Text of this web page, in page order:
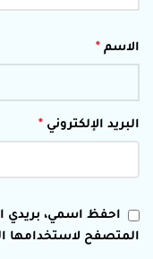
الاسم *
البريد الإلكتروني *
احفظ اسمي، بريدي
المتصفح لاستخدامها